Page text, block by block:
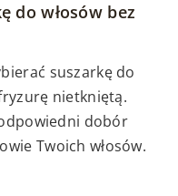
do włosów bez
suszarkę do
nietkniętą.
dobór
Twoich włosów.